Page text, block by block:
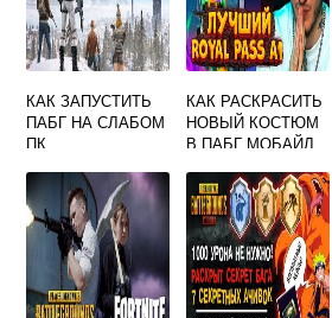
КАК ЗАПУСТИТЬ
ПАБГ НА СЛАБОМ
ПК
КАК РАСКРАСИТЬ
НОВЫЙ КОСТЮМ
В ПАБГ МОБАЙЛ